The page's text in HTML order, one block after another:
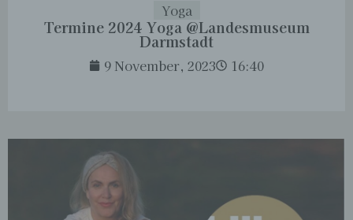
Yoga
Termine 2024 Yoga @Landesmuseum
Darmstadt
9 November, 2023 16:40